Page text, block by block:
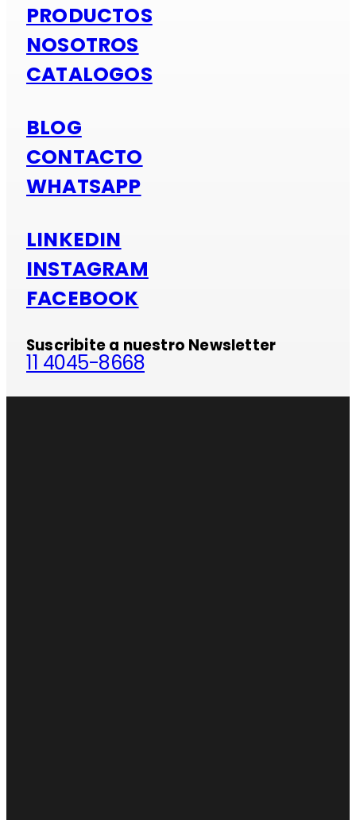
PRODUCTOS
NOSOTROS
CATALOGOS
BLOG
CONTACTO
WHATSAPP
LINKEDIN
INSTAGRAM
FACEBOOK
Suscribite a nuestro Newsletter
11 4045-8668